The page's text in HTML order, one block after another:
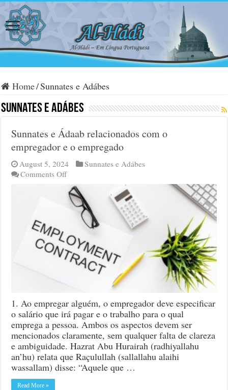
Home/Sunnates e Adábes
Sunnates e Adábes
Sunnates e Ádaab relacionados com o
empregador e o empregado
August 5, 2024
Sunnates e Adábes
Comments Offon
Sunnates
e
Ádaab
relacionados
o
empregador
e
o
empregado
1. Ao empregar alguém, o empregador deve especificar
o salário que irá pagar e o trabalho para o qual
emprega a pessoa. Ambos os aspectos devem ser
mencionados claramente, sem qualquer falta de clareza
e ambiguidade. Hazrat Abu Hurairah (radhiyallahu
an’hu) relata que Raçulullah (sallallahu alaihi
wassallam) disse: “Aquele que …
Read More »